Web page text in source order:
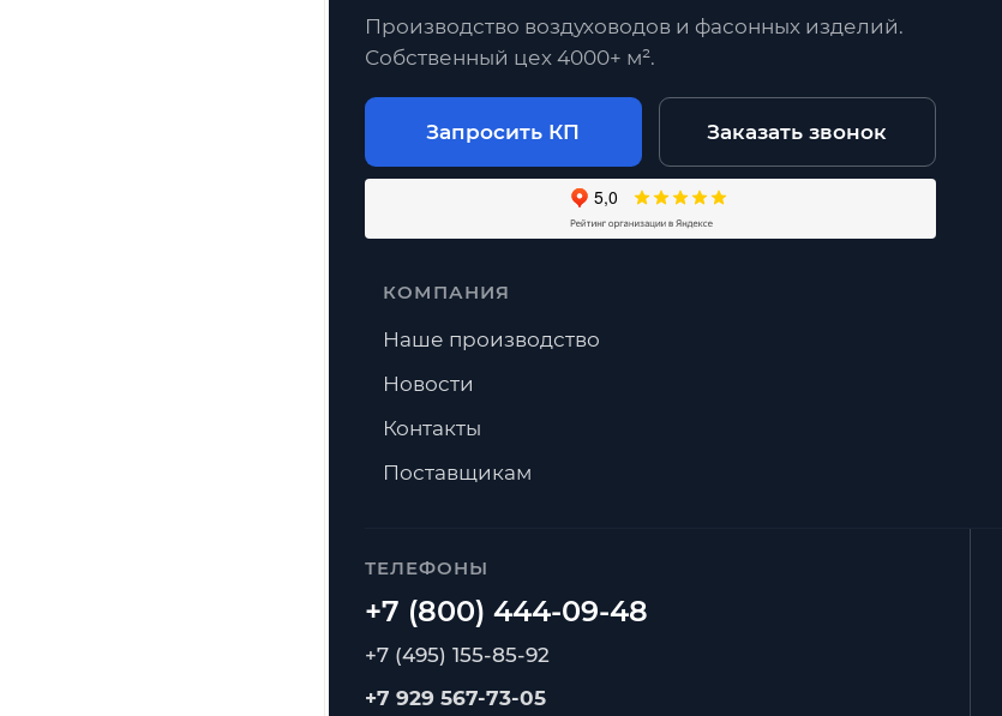
Производство воздуховодов и фасонных изделий.
Собственный цех 4000+ м².
Запросить КП Заказать звонок
ТЕЛЕФОНЫ
+7 (495) 155-85-92
+7 929 567-73-05
КОМПАНИЯ
Наше производство
Новости
Контакты
Поставщикам